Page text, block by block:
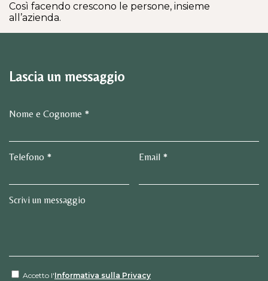
Così facendo crescono le persone, insieme
all’azienda.
Lascia un messaggio
Nome e Cognome *
Telefono * Email *
Scrivi un messaggio
Accetto l'Informativa sulla Privacy